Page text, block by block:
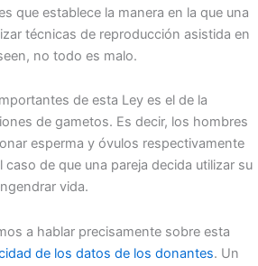
que establece la manera en la que una
técnicas de reproducción asistida en
no todo es malo.
de esta Ley es el de la
de gametos. Es decir, los hombres
esperma y óvulos respectivamente
de que una pareja decida utilizar su
vida.
a hablar precisamente sobre esta
de los datos de los donantes. Un